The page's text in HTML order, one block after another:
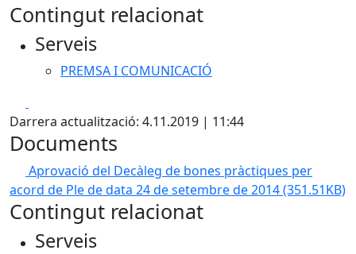
Contingut relacionat
Serveis
PREMSA I COMUNICACIÓ
Darrera actualització: 4.11.2019 | 11:44
Documents
Aprovació del Decàleg de bones pràctiques per
acord de Ple de data 24 de setembre de 2014(351.51KB)
Contingut relacionat
Serveis